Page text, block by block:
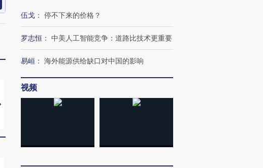
马航飞行员跨国走私7万
视线｜被称为“蟑螂”的印
伍戈 ： 停不下来的价格？
罗志恒 ： 中美人工智能竞争：道路比技术更重要
易峘 ： 海外能源供给缺口对中国的影响
视频